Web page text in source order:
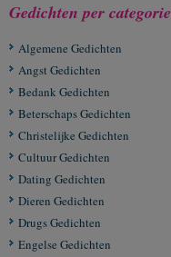
Gedichten per categorie
Algemene Gedichten
Angst Gedichten
Bedank Gedichten
Beterschaps Gedichten
Christelijke Gedichten
Cultuur Gedichten
Dating Gedichten
Dieren Gedichten
Drugs Gedichten
Engelse Gedichten